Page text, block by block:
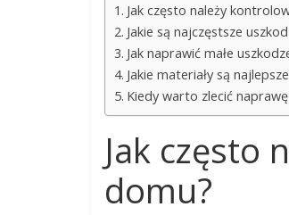
Jak często należy
Jakie są najczęstsze
Jak naprawić małe
Jakie materiały są
Kiedy warto zlecić
Jak często
domu?